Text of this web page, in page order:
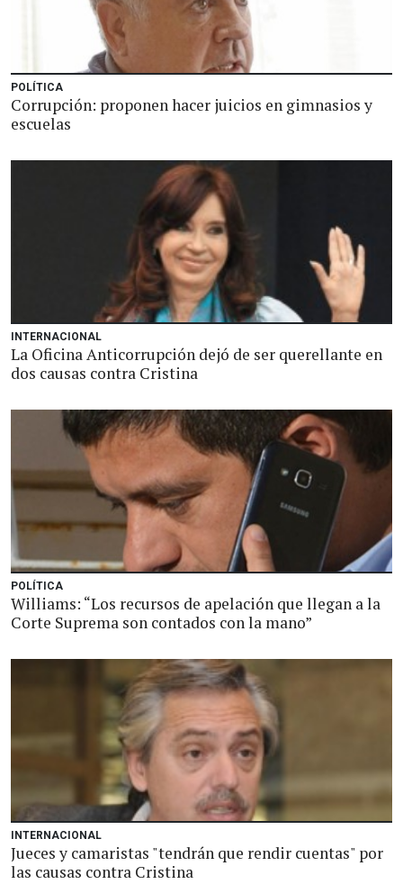
POLÍTICA
Corrupción: proponen hacer juicios en gimnasios y
escuelas
INTERNACIONAL
La Oficina Anticorrupción dejó de ser querellante en
dos causas contra Cristina
POLÍTICA
Williams: “Los recursos de apelación que llegan a la
Corte Suprema son contados con la mano”
INTERNACIONAL
Jueces y camaristas "tendrán que rendir cuentas" por
las causas contra Cristina